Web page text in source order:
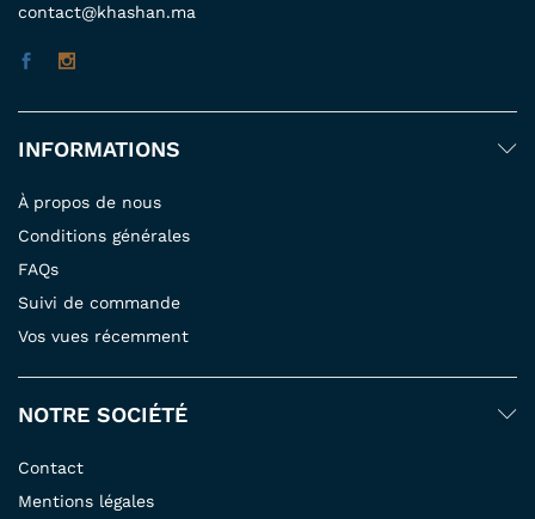
contact@khashan.ma
INFORMATIONS
À propos de nous
Conditions générales
FAQs
Suivi de commande
Vos vues récemment
NOTRE SOCIÉTÉ
Contact
Mentions légales